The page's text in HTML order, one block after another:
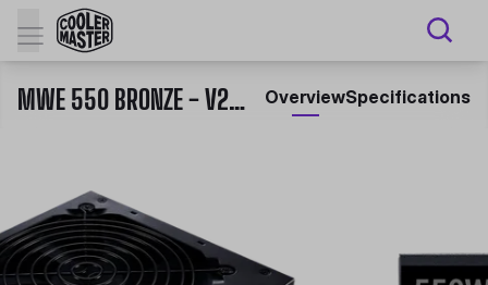
MWE 550 BRONZE - V2 230V OverviewSpecifications